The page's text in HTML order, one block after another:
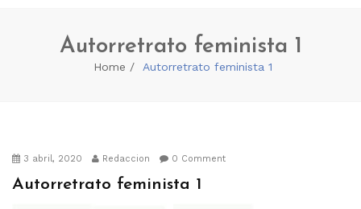
Autorretrato feminista 1
Home Autorretrato feminista 1
3 abril, 2020 Redaccion 0 Comment
Autorretrato feminista 1